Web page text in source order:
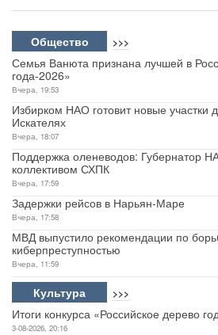
Общество >>>
Семья Ванюта признана лучшей в
года-2026»
Вчера, 19:53
Избирком НАО готовит новые участки
Искателях
Вчера, 18:07
Поддержка оленеводов: Губернатор
коллективом СХПК
Вчера, 17:59
Задержки рейсов в Нарьян-Маре
Вчера, 17:58
МВД выпустило рекомендации по
киберпреступностью
Вчера, 11:59
Культура >>>
Итоги конкурса «Российское дерево
3-08-2026, 20:16